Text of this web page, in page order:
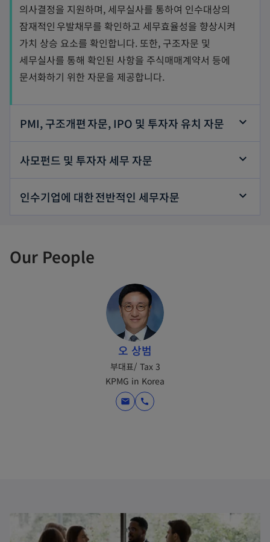
의사결정을 지원하며, 세무실사를 통하여 인수대상의
잠재적인 우발채무를 확인하고 세무효율성을 향상시켜
가치 상승 요소를 확인합니다. 또한, 구조자문 및
세무실사를 통해 확인된 사항을 주식매매계약서 등에
문서화하기 위한 자문을 제공합니다.
PMI, 구조개편 자문, IPO 및 투자자 유치 자문
사모펀드 및 투자자 세무 자문
인수기업에 대한 전반적인 세무자문
Our People
오 상범
부대표/ Tax 3
KPMG in Korea
mail call